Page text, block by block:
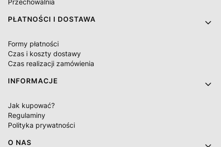
PŁATNOŚCI I DOSTAWA
Formy płatności
Czas i koszty dostawy
Czas realizacji zamówienia
INFORMACJE
Jak kupować?
Regulaminy
Polityka prywatności
O NAS